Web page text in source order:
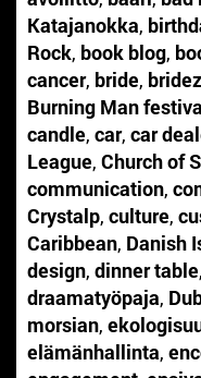
Katajanokka,
Rock, book blog,
cancer, bride,
Burning Man
candle, car, car
League, Church of
communication,
Crystalp, culture,
Caribbean, Danish
design, dinner table,
draamatyöpaja,
morsian,
elämänhallinta,